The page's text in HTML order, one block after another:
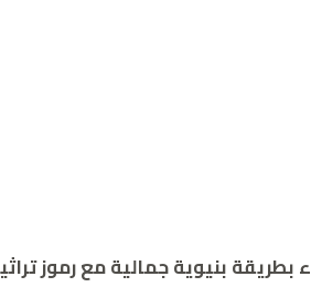
بنيوية جمالية مع رموز